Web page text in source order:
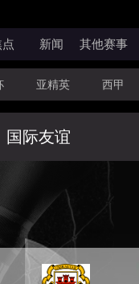
新闻 其他赛事
亚精英 西甲
世亚预 中甲
CBA
国际友谊